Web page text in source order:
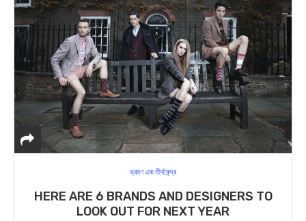
ভ্রমণ এবং তীর্থকেন্দ্র
HERE ARE 6 BRANDS AND DESIGNERS TO
LOOK OUT FOR NEXT YEAR